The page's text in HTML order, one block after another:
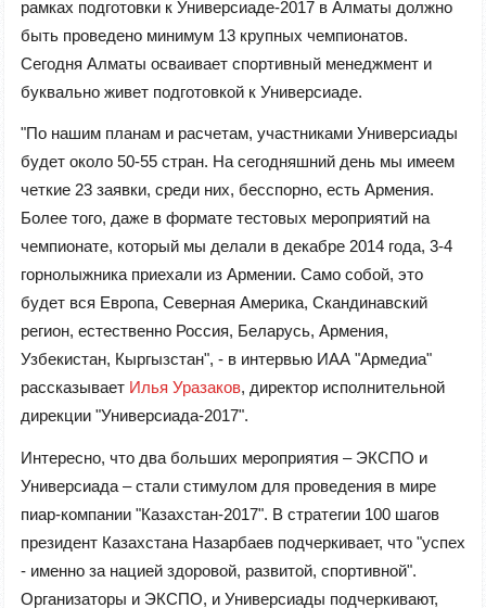
рамках подготовки к Универсиаде-2017 в Алматы должно
быть проведено минимум 13 крупных чемпионатов.
Сегодня Алматы осваивает спортивный менеджмент и
буквально живет подготовкой к Универсиаде.
"По нашим планам и расчетам, участниками Универсиады
будет около 50-55 стран. На сегодняшний день мы имеем
четкие 23 заявки, среди них, бесспорно, есть Армения.
Более того, даже в формате тестовых мероприятий на
чемпионате, который мы делали в декабре 2014 года, 3-4
горнолыжника приехали из Армении. Само собой, это
будет вся Европа, Северная Америка, Скандинавский
регион, естественно Россия, Беларусь, Армения,
Узбекистан, Кыргызстан", - в интервью ИАА "Армедиа"
рассказывает Илья Уразаков, директор исполнительной
дирекции "Универсиада-2017".
Интересно, что два больших мероприятия – ЭКСПО и
Универсиада – стали стимулом для проведения в мире
пиар-компании "Казахстан-2017". В стратегии 100 шагов
президент Казахстана Назарбаев подчеркивает, что "успех
- именно за нацией здоровой, развитой, спортивной".
Организаторы и ЭКСПО, и Универсиады подчеркивают,